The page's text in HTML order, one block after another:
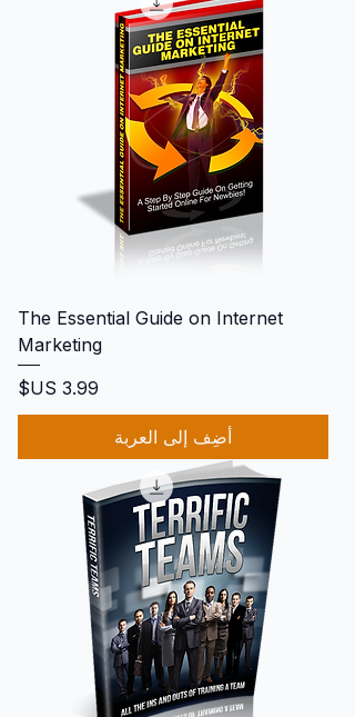
The Essential Guide on Internet
Marketing
السعر
أضِف إلى العربة